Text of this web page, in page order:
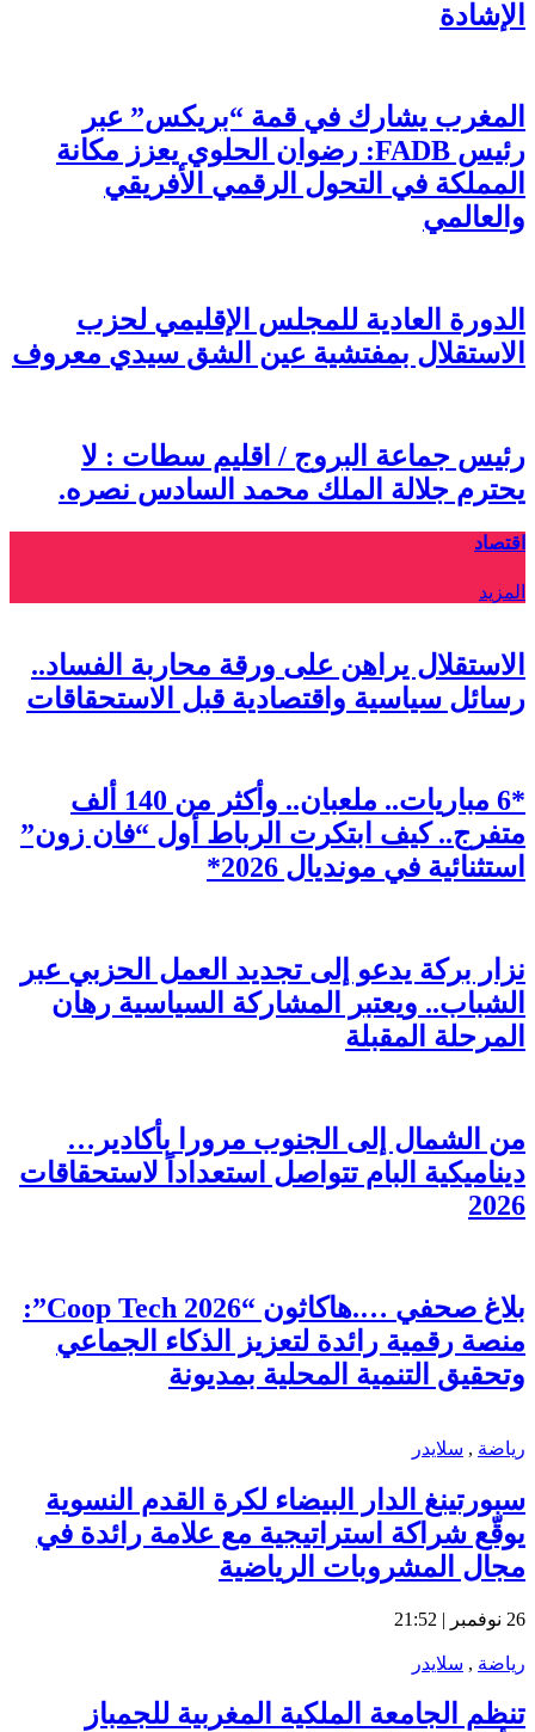
الإشادة
المغرب يشارك في قمة “بريكس” عبر
رئيس FADB: رضوان الحلوي يعزز مكانة
المملكة في التحول الرقمي الأفريقي
والعالمي
الدورة العادية للمجلس الإقليمي لحزب
الاستقلال بمفتشية عين الشق سيدي معروف
رئيس جماعة البروج / اقليم سطات : لا
يحترم جلالة الملك محمد السادس نصره.
اقتصاد
المزيد
الاستقلال يراهن على ورقة محاربة الفساد..
رسائل سياسية واقتصادية قبل الاستحقاقات
*6 مباريات.. ملعبان.. وأكثر من 140 ألف
متفرج.. كيف ابتكرت الرباط أول “فان زون”
استثنائية في مونديال 2026*
نزار بركة يدعو إلى تجديد العمل الحزبي عبر
الشباب.. ويعتبر المشاركة السياسية رهان
المرحلة المقبلة
من الشمال إلى الجنوب مرورا بأكادير…
ديناميكية البام تتواصل استعداداً لاستحقاقات
2026
بلاغ صحفي ….هاكاثون “Coop Tech 2026”:
منصة رقمية رائدة لتعزيز الذكاء الجماعي
وتحقيق التنمية المحلية بمديونة
رياضة , سلايدر
سبورتينغ الدار البيضاء لكرة القدم النسوية
يوقّع شراكة استراتيجية مع علامة رائدة في
مجال المشروبات الرياضية
26 نوفمبر | 21:52
رياضة , سلايدر
تنظم الجامعة الملكية المغربية للجمباز